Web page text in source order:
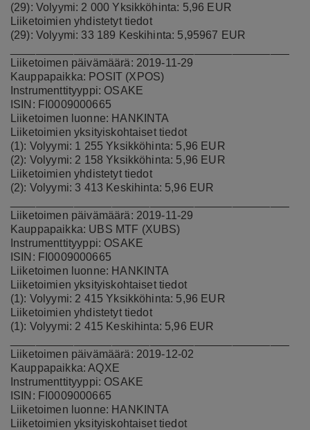
(29): Volyymi: 2 000 Yksikköhinta: 5,96 EUR
Liiketoimien yhdistetyt tiedot
(29): Volyymi: 33 189 Keskihinta: 5,95967 EUR
Liiketoimen päivämäärä: 2019-11-29
Kauppapaikka: POSIT (XPOS)
Instrumenttityyppi: OSAKE
ISIN: FI0009000665
Liiketoimen luonne: HANKINTA
Liiketoimien yksityiskohtaiset tiedot
(1): Volyymi: 1 255 Yksikköhinta: 5,96 EUR
(2): Volyymi: 2 158 Yksikköhinta: 5,96 EUR
Liiketoimien yhdistetyt tiedot
(2): Volyymi: 3 413 Keskihinta: 5,96 EUR
Liiketoimen päivämäärä: 2019-11-29
Kauppapaikka: UBS MTF (XUBS)
Instrumenttityyppi: OSAKE
ISIN: FI0009000665
Liiketoimen luonne: HANKINTA
Liiketoimien yksityiskohtaiset tiedot
(1): Volyymi: 2 415 Yksikköhinta: 5,96 EUR
Liiketoimien yhdistetyt tiedot
(1): Volyymi: 2 415 Keskihinta: 5,96 EUR
Liiketoimen päivämäärä: 2019-12-02
Kauppapaikka: AQXE
Instrumenttityyppi: OSAKE
ISIN: FI0009000665
Liiketoimen luonne: HANKINTA
Liiketoimien yksityiskohtaiset tiedot